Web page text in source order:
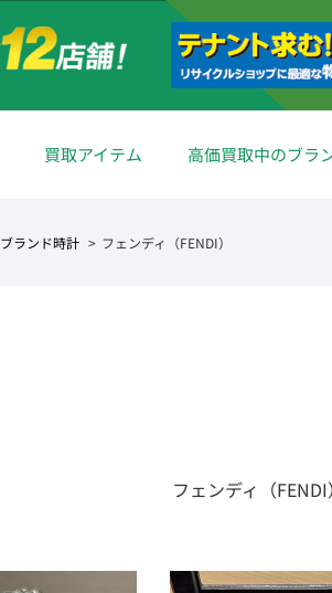
買取アイテム 高価買取中のブラ
ブランド時計 フェンディ（FENDI）
フェンディ（